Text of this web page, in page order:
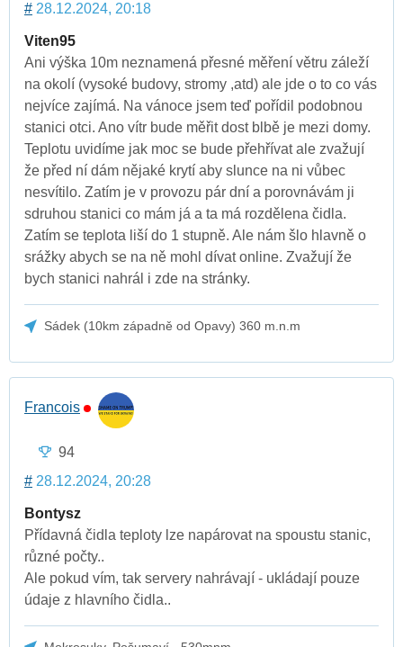
# 28.12.2024, 20:18
Viten95
Ani výška 10m neznamená přesné měření větru záleží
na okolí (vysoké budovy, stromy ,atd) ale jde o to co vás
nejvíce zajímá. Na vánoce jsem teď pořídil podobnou
stanici otci. Ano vítr bude měřit dost blbě je mezi domy.
Teplotu uvidíme jak moc se bude přehřívat ale zvažují
že před ní dám nějaké krytí aby slunce na ni vůbec
nesvítilo. Zatím je v provozu pár dní a porovnávám ji
sdruhou stanici co mám já a ta má rozdělena čidla.
Zatím se teplota liší do 1 stupně. Ale nám šlo hlavně o
srážky abych se na ně mohl dívat online. Zvažují že
bych stanici nahrál i zde na stránky.
Sádek (10km západně od Opavy) 360 m.n.m
Francois
94
# 28.12.2024, 20:28
Bontysz
Přídavná čidla teploty lze napárovat na spoustu stanic,
různé počty..
Ale pokud vím, tak servery nahrávají - ukládají pouze
údaje z hlavního čidla..